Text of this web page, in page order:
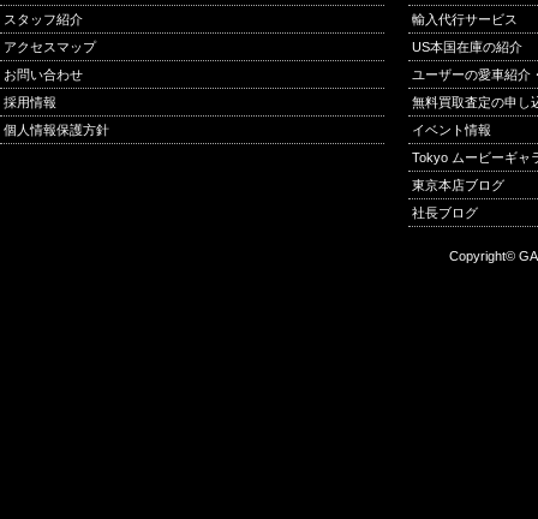
スタッフ紹介
アクセスマップ
お問い合わせ
採用情報
個人情報保護方針
輸入代行サービス
US本国在庫の紹介
ユーザーの愛車紹介
無料買取査定の申し
イベント情報
Tokyo ムービーギャ
東京本店ブログ
社長ブログ
Copyright©